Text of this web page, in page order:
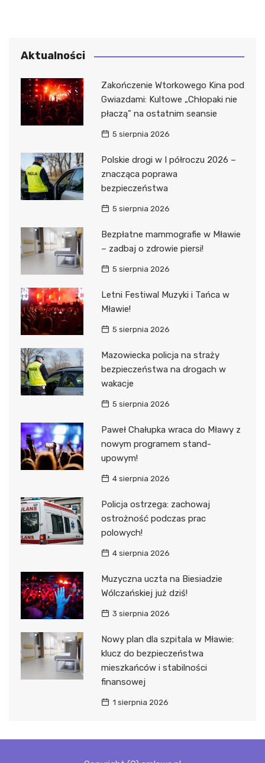
Aktualności
Zakończenie Wtorkowego Kina pod
Gwiazdami: Kultowe „Chłopaki nie
płaczą” na ostatnim seansie
5 sierpnia 2026
Polskie drogi w I półroczu 2026 –
znacząca poprawa
bezpieczeństwa
5 sierpnia 2026
Bezpłatne mammografie w Mławie
– zadbaj o zdrowie piersi!
5 sierpnia 2026
Letni Festiwal Muzyki i Tańca w
Mławie!
5 sierpnia 2026
Mazowiecka policja na straży
bezpieczeństwa na drogach w
wakacje
5 sierpnia 2026
Paweł Chałupka wraca do Mławy z
nowym programem stand-
upowym!
4 sierpnia 2026
Policja ostrzega: zachowaj
ostrożność podczas prac
polowych!
4 sierpnia 2026
Muzyczna uczta na Biesiadzie
Wólczańskiej już dziś!
3 sierpnia 2026
Nowy plan dla szpitala w Mławie:
klucz do bezpieczeństwa
mieszkańców i stabilności
finansowej
1 sierpnia 2026